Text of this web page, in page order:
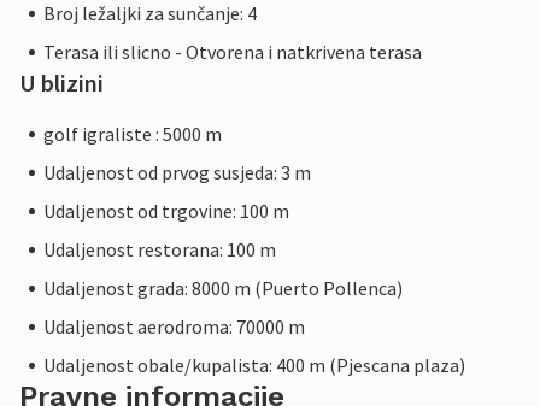
Broj ležaljki za sunčanje: 4
Terasa ili slicno - Otvorena i natkrivena terasa
U blizini
golf igraliste : 5000 m
Udaljenost od prvog susjeda: 3 m
Udaljenost od trgovine: 100 m
Udaljenost restorana: 100 m
Udaljenost grada: 8000 m (Puerto Pollenca)
Udaljenost aerodroma: 70000 m
Udaljenost obale/kupalista: 400 m (Pjescana plaza)
Pravne informacije